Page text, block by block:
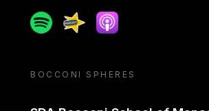
SpotifySpreakerApple podcast
BOCCONI SPHERES